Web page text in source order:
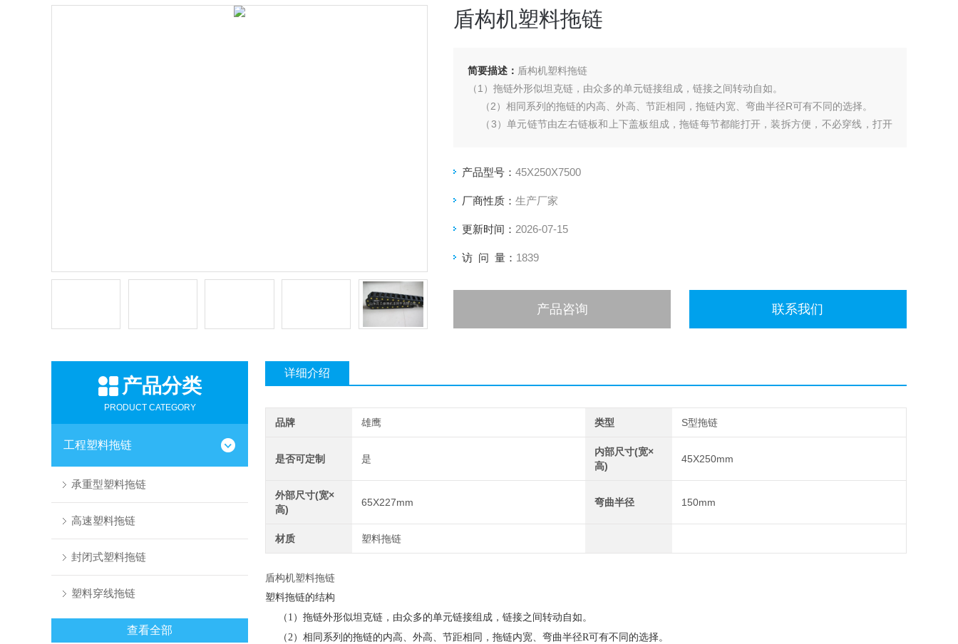
盾构机塑料拖链
简要描述： 盾构机塑料拖链
（1）拖链外形似坦克链，由众多的单元链接组成，链接之间转动自如。
（2）相同系列的拖链的内高、外高、节距相同，拖链内宽、弯曲半径R可有不同的选择。
（3）单元链节由左右链板和上下盖板组成，拖链每节都能打开，装拆方便，不必穿线，打开
产品型号： 45X250X7500
厂商性质： 生产厂家
更新时间： 2026-07-15
访 问 量： 1839
产品咨询 联系我们
产品分类
PRODUCT CATEGORY
工程塑料拖链
承重型塑料拖链
高速塑料拖链
封闭式塑料拖链
塑料穿线拖链
查看全部
详细介绍
品牌 雄鹰 类型 S型拖链
是否可定制 是
内部尺寸(宽×
高)
45X250mm
外部尺寸(宽×
高)
65X227mm 弯曲半径 150mm
材质 塑料拖链
盾构机塑料拖链
塑料拖链的结构
（1）拖链外形似坦克链，由众多的单元链接组成，链接之间转动自如。
（2）相同系列的拖链的内高、外高、节距相同，拖链内宽、弯曲半径R可有不同的选择。